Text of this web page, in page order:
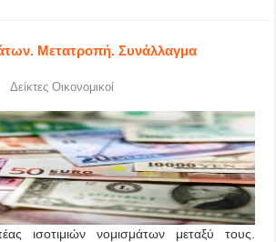
Μετατροπή. Συνάλλαγμα
Δείκτες Οικονομικοί
ισοτιμιών νομισμάτων μεταξύ τους.